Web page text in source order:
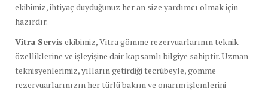
ekibimiz, ihtiyaç duyduğunuz her an size yardımcı olmak için
hazırdır.
Vitra Servis ekibimiz, Vitra gömme rezervuarlarının teknik
özelliklerine ve işleyişine dair kapsamlı bilgiye sahiptir. Uzman
teknisyenlerimiz, yılların getirdiği tecrübeyle, gömme
rezervuarlarınızın her türlü bakım ve onarım işlemlerini